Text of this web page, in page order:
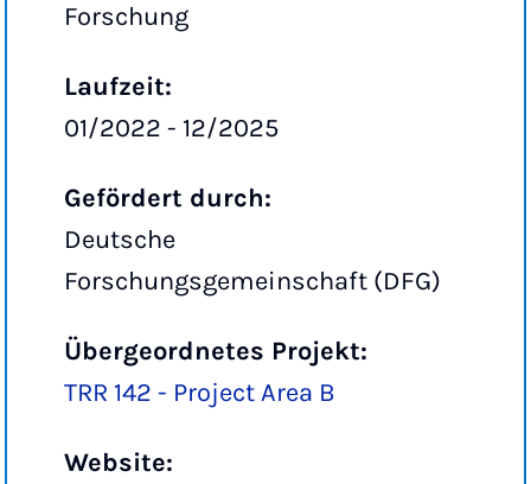
Forschung
Laufzeit:
01/2022 - 12/2025
Gefördert durch:
Deutsche
Forschungsgemeinschaft (DFG)
Übergeordnetes Projekt:
TRR 142 - Project Area B
Website: